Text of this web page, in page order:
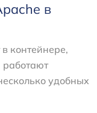
в
контейнере,
работают
удобных